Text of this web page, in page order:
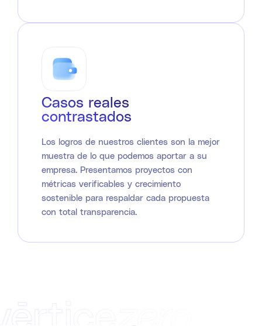
Casos reales
contrastados
Los logros de nuestros clientes son la mejor
muestra de lo que podemos aportar a su
empresa. Presentamos proyectos con
métricas verificables y crecimiento
sostenible para respaldar cada propuesta
con total transparencia.